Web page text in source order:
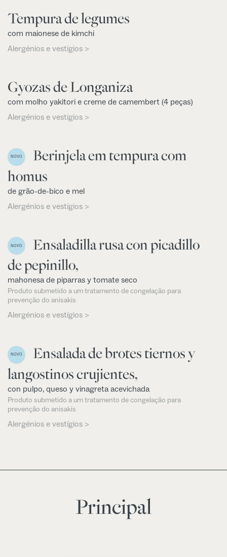
Tempura de legumes
com maionese de kimchi
Alergénios e vestígios >
Gyozas de Longaniza
com molho yakitori e creme de camembert (4 peças)
Alergénios e vestígios >
NOVO
Berinjela em tempura com
homus
de grão-de-bico e mel
Alergénios e vestígios >
NOVO
Ensaladilla rusa con picadillo
de pepinillo,
mahonesa de piparras y tomate seco
Produto submetido a um tratamento de congelação para
prevenção do anisakis
Alergénios e vestígios >
NOVO
Ensalada de brotes tiernos y
langostinos crujientes,
con pulpo, queso y vinagreta acevichada
Produto submetido a um tratamento de congelação para
prevenção do anisakis
Alergénios e vestígios >
Principal